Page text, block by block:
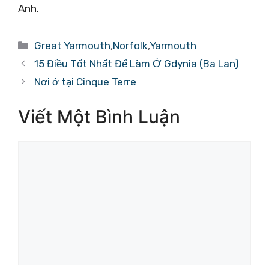
Anh.
Danh
mục
Great Yarmouth,Norfolk,Yarmouth
15 Điều Tốt Nhất Để Làm Ở Gdynia (Ba Lan)
Nơi ở tại Cinque Terre
Viết Một Bình Luận